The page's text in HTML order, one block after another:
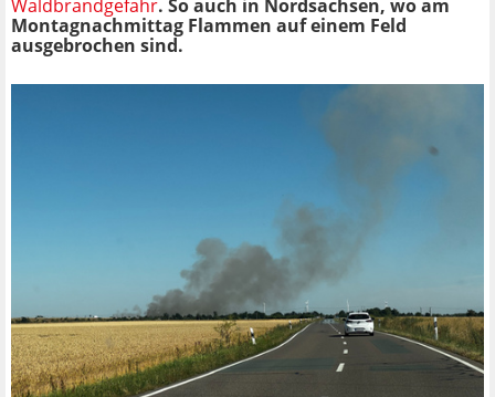
Waldbrandgefahr. So auch in Nordsachsen, wo am
Montagnachmittag Flammen auf einem Feld
ausgebrochen sind.